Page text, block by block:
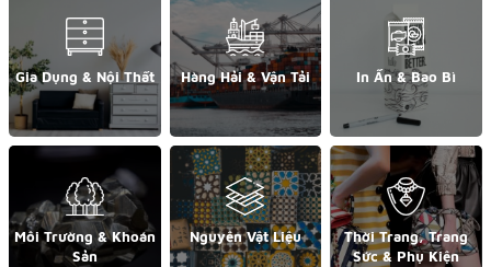
Gia Dụng & Nội Thất Hàng Hải & Vận Tải In Ấn & Bao Bì
Môi Trường & Khoán
Sản
Nguyên Vật Liệu
Thời Trang, Trang
Sức & Phụ Kiện